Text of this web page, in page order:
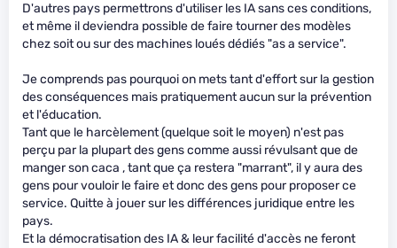
D'autres pays permettrons d'utiliser les IA sans ces conditions,
et même il deviendra possible de faire tourner des modèles
chez soit ou sur des machines loués dédiés "as a service".
Je comprends pas pourquoi on mets tant d'effort sur la gestion
des conséquences mais pratiquement aucun sur la prévention
et l'éducation.
Tant que le harcèlement (quelque soit le moyen) n'est pas
perçu par la plupart des gens comme aussi révulsant que de
manger son caca , tant que ça restera "marrant", il y aura des
gens pour vouloir le faire et donc des gens pour proposer ce
service. Quitte à jouer sur les différences juridique entre les
pays.
Et la démocratisation des IA & leur facilité d'accès ne feront